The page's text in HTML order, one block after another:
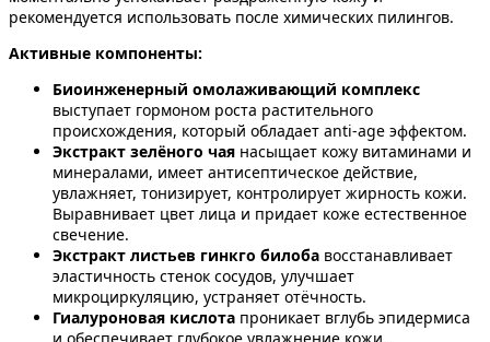
рекомендуется использовать после химических пилингов.
Активные компоненты:
Биоинженерный омолаживающий комплекс
выступает гормоном роста растительного
происхождения, который обладает anti-age эффектом.
Экстракт зелёного чая насыщает кожу витаминами и
минералами, имеет антисептическое действие,
увлажняет, тонизирует, контролирует жирность кожи.
Выравнивает цвет лица и придает коже естественное
свечение.
Экстракт листьев гинкго билоба восстанавливает
эластичность стенок сосудов, улучшает
микроциркуляцию, устраняет отёчность.
Гиалуроновая кислота проникает вглубь эпидермиса